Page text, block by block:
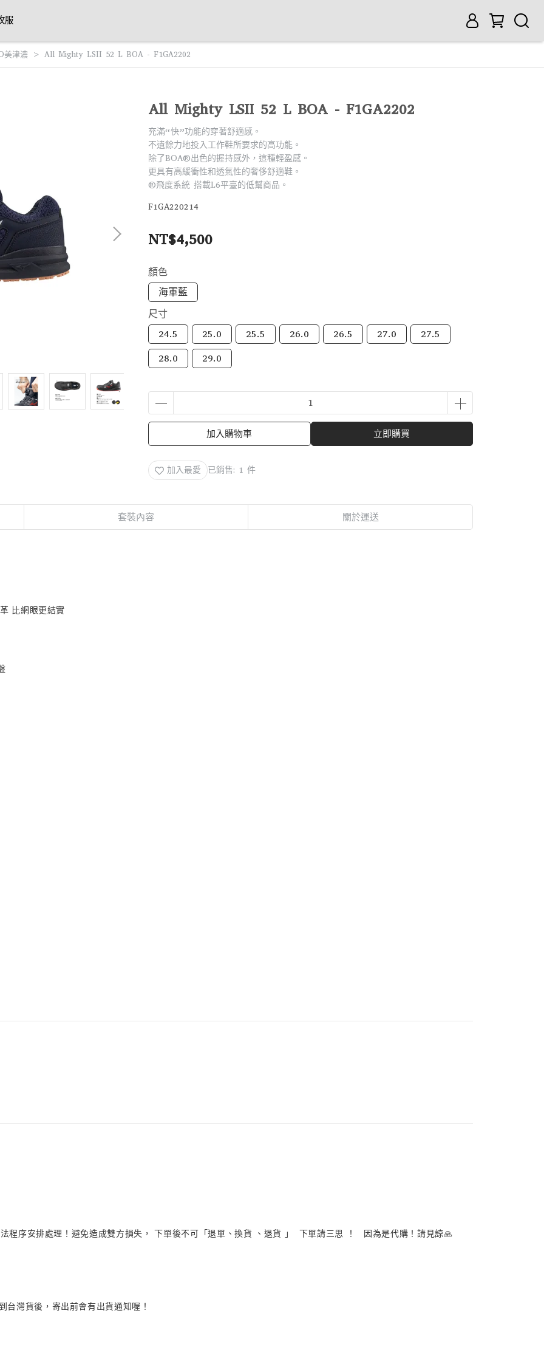
服
美津濃 All Mighty LSII 52 L BOA - F1GA2202
All Mighty LSII 52 L BOA - F1GA2202
充滿“快”功能的穿著舒適感。
不遺餘力地投入工作鞋所要求的高功能。
除了BOA®出色的握持感外，這種輕盈感。
更具有高緩衝性和透氣性的奢侈舒適鞋。
®飛度系統 搭載L6平臺的低幫商品。
F1GA220214
NT$4,500
顏色
海軍藍
尺寸
24.5
25.0 25.5 26.0 26.5 27.0
27.5
28.0
29.0
加入購物車 立即購買
加入最愛 已銷售: 1 件
套裝內容 關於運送
比網眼更結實
程序安排處理！避免造成雙方損失， 下單後不可「退單、換貨 、退貨 」 下單請三思 ！ 因為是代購！請見諒🙏
台灣貨後，寄出前會有出貨通知喔！